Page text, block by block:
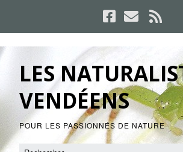
LES
VENDÉENS
POUR LES PASSIONNÉS DE NATURE